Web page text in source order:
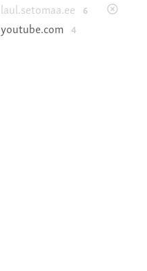
laul.setomaa.ee 6
youtube.com 4